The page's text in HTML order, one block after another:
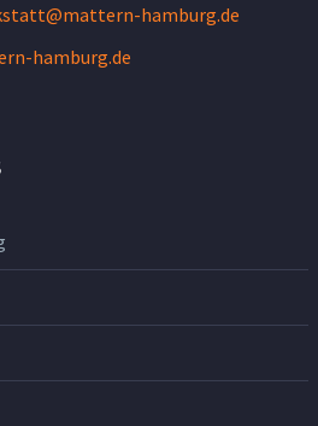
hamburg.de
hamburg.de